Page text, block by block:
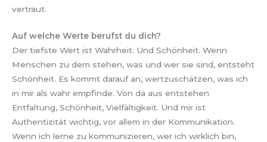
vertraut.
Auf welche Werte berufst du dich?
Der tiefste Wert ist Wahrheit. Und Schönheit. Wenn
Menschen zu dem stehen, was und wer sie sind, entsteht
Schönheit. Es kommt darauf an, wertzuschätzen, was ich
in mir als wahr empfinde. Von da aus entstehen
Entfaltung, Schönheit, Vielfältigkeit. Und mir ist
Authentizität wichtig, vor allem in der Kommunikation.
Wenn ich lerne zu kommunizieren, wer ich wirklich bin,